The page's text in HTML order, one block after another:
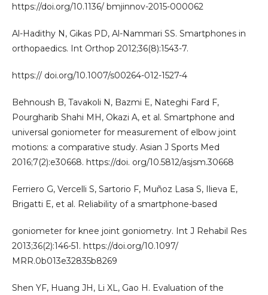
https://doi.org/10.1136/ bmjinnov-2015-000062
Al-Hadithy N, Gikas PD, Al-Nammari SS. Smartphones in
orthopaedics. Int Orthop 2012;36(8):1543-7.
https:// doi.org/10.1007/s00264-012-1527-4
Behnoush B, Tavakoli N, Bazmi E, Nateghi Fard F,
Pourgharib Shahi MH, Okazi A, et al. Smartphone and
universal goniometer for measurement of elbow joint
motions: a comparative study. Asian J Sports Med
2016;7(2):e30668. https://doi. org/10.5812/asjsm.30668
Ferriero G, Vercelli S, Sartorio F, Muñoz Lasa S, Ilieva E,
Brigatti E, et al. Reliability of a smartphone-based
goniometer for knee joint goniometry. Int J Rehabil Res
2013;36(2):146-51. https://doi.org/10.1097/
MRR.0b013e32835b8269
Shen YF, Huang JH, Li XL, Gao H. Evaluation of the